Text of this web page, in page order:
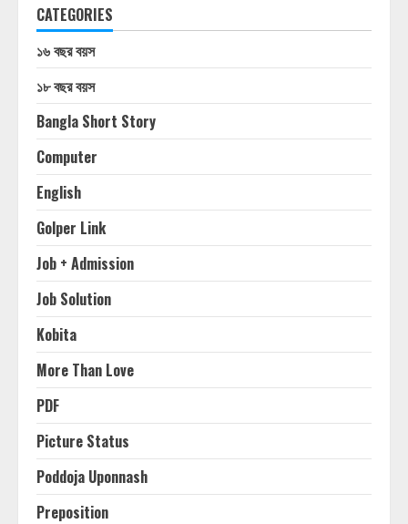
CATEGORIES
১৬ বছর বয়স
১৮ বছর বয়স
Bangla Short Story
Computer
English
Golper Link
Job + Admission
Job Solution
Kobita
More Than Love
PDF
Picture Status
Poddoja Uponnash
Preposition